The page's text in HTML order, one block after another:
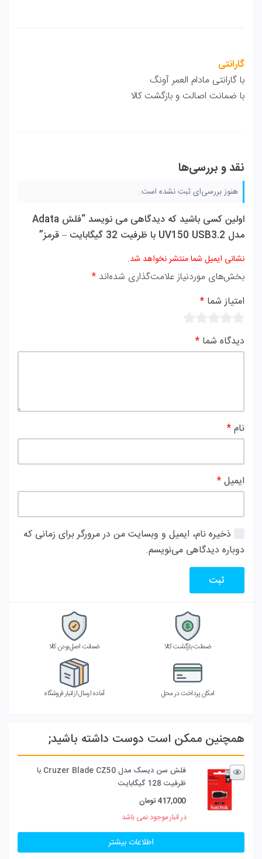
گارانتی
با گارانتی مادام العمر آونگ
با ضمانت اصالت و بازگشت کالا
نقد و بررسی‌ها
هنوز بررسی‌ای ثبت نشده است.
اولین کسی باشید که دیدگاهی می نویسد “فلش Adata
مدل UV150 USB3.2 با ظرفیت 32 گیگابایت – قرمز”
نشانی ایمیل شما منتشر نخواهد شد.
بخش‌های موردنیاز علامت‌گذاری شده‌اند *
امتیاز شما *
دیدگاه شما *
نام*
ایمیل*
ذخیره نام، ایمیل و وبسایت من در مرورگر برای زمانی که
دوباره دیدگاهی می‌نویسم.
ضمانت بازگشت کالا ضمانت اصل بودن کالا
امکان پرداخت در محل آماده ارسال از انبار فروشگاه
همچنین ممکن است دوست داشته باشید;
فلش سن دیسک مدل Cruzer Blade CZ50 با
ظرفیت 128 گیگابایت
417,000 تومان
در انبار موجود نمی باشد
اطلاعات بیشتر